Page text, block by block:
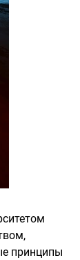
принципы